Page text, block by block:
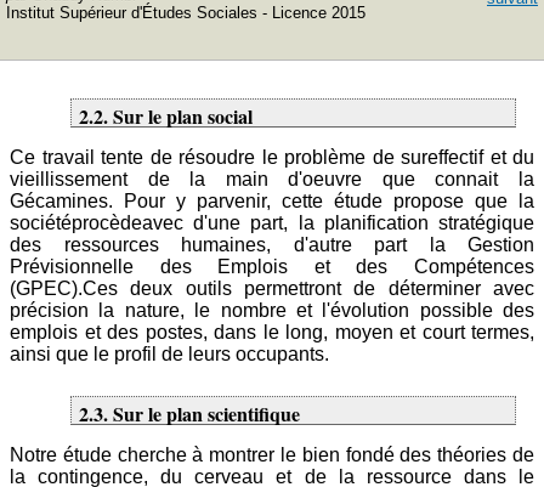
Institut Supérieur d'Études Sociales - Licence 2015
2.2. Sur le plan social
Ce travail tente de résoudre le problème de sureffectif et du
vieillissement de la main d'oeuvre que connait la
Gécamines. Pour y parvenir, cette étude propose que la
sociétéprocèdeavec d'une part, la planification stratégique
des ressources humaines, d'autre part la Gestion
Prévisionnelle des Emplois et des Compétences
(GPEC).Ces deux outils permettront de déterminer avec
précision la nature, le nombre et l'évolution possible des
emplois et des postes, dans le long, moyen et court termes,
ainsi que le profil de leurs occupants.
2.3. Sur le plan scientifique
Notre étude cherche à montrer le bien fondé des théories de
la contingence, du cerveau et de la ressource dans le